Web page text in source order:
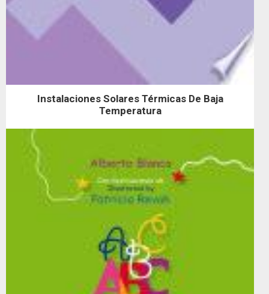
Instalaciones Solares Térmicas De Baja
Temperatura